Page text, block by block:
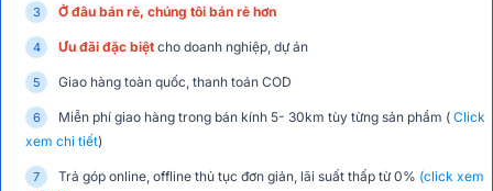
Ở đâu bán rẻ, chúng tôi bán rẻ hơn
Ưu đãi đặc biệt cho doanh nghiệp, dự án
Giao hàng toàn quốc, thanh toán COD
Miễn phí giao hàng trong bán kính 5- 30km tùy từng sản phẩm ( Click
xem chi tiết)
Trả góp online, offline thủ tục đơn giản, lãi suất thấp từ 0% (click xem